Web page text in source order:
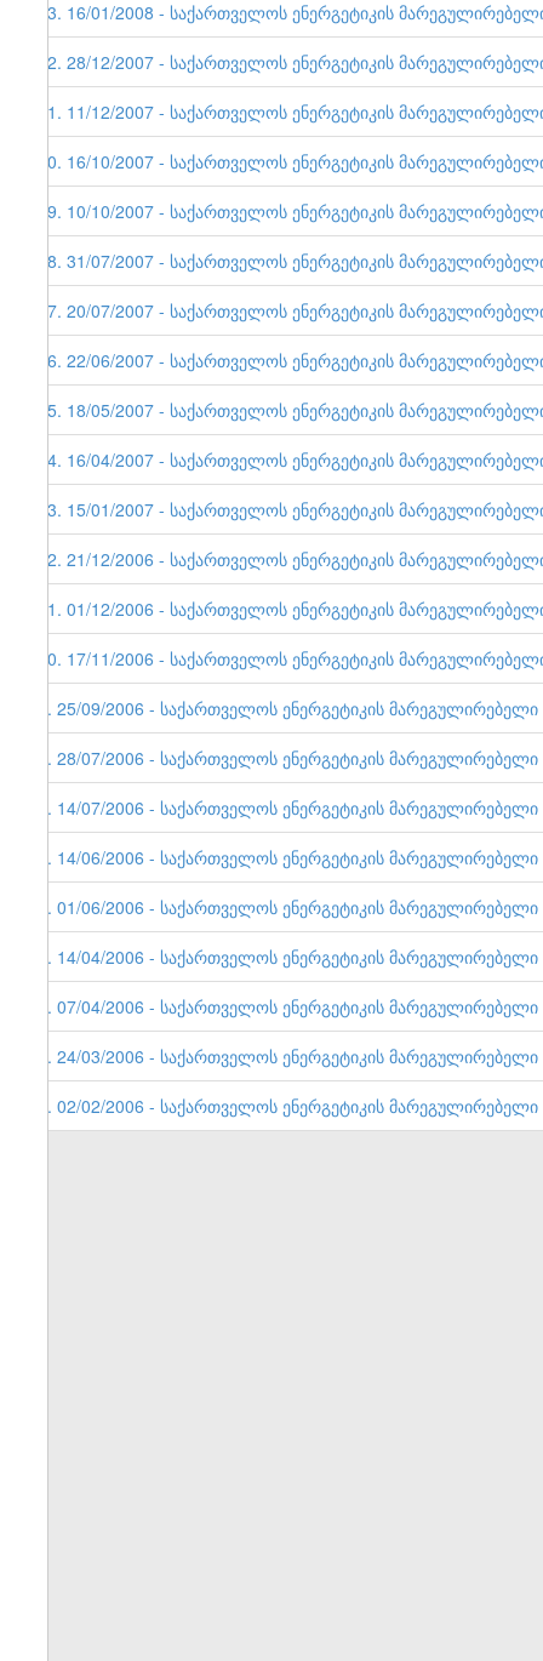
23. 16/01/2008 - საქართველოს ენერგეტიკის
22. 28/12/2007 - საქართველოს ენერგეტიკის
21. 11/12/2007 - საქართველოს ენერგეტიკის
20. 16/10/2007 - საქართველოს ენერგეტიკის
19. 10/10/2007 - საქართველოს ენერგეტიკის
18. 31/07/2007 - საქართველოს ენერგეტიკის
17. 20/07/2007 - საქართველოს ენერგეტიკის
16. 22/06/2007 - საქართველოს ენერგეტიკის
15. 18/05/2007 - საქართველოს ენერგეტიკის
14. 16/04/2007 - საქართველოს ენერგეტიკის
13. 15/01/2007 - საქართველოს ენერგეტიკის
12. 21/12/2006 - საქართველოს ენერგეტიკის
11. 01/12/2006 - საქართველოს ენერგეტიკის
10. 17/11/2006 - საქართველოს ენერგეტიკის
9. 25/09/2006 - საქართველოს ენერგეტიკის
8. 28/07/2006 - საქართველოს ენერგეტიკის
7. 14/07/2006 - საქართველოს ენერგეტიკის
6. 14/06/2006 - საქართველოს ენერგეტიკის
5. 01/06/2006 - საქართველოს ენერგეტიკის
4. 14/04/2006 - საქართველოს ენერგეტიკის
3. 07/04/2006 - საქართველოს ენერგეტიკის
2. 24/03/2006 - საქართველოს ენერგეტიკის
1. 02/02/2006 - საქართველოს ენერგეტიკის